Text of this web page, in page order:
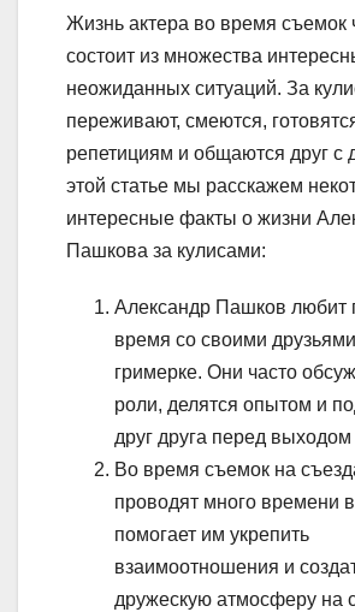
Жизнь актера во время съемок
состоит из множества
неожиданных ситуаций. За
переживают, смеются,
репетициям и общаются друг с
этой статье мы расскажем
интересные факты о жизни
Пашкова за кулисами:
Александр Пашков любит
время со своими
гримерке. Они часто
роли, делятся опытом и
друг друга перед выходом
Во время съемок на
проводят много времени
помогает им укрепить
взаимоотношения и
дружескую атмосферу на